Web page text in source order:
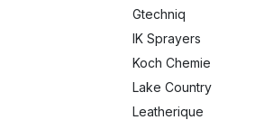
Gtechniq
IK Sprayers
Koch Chemie
Lake Country
Leatherique